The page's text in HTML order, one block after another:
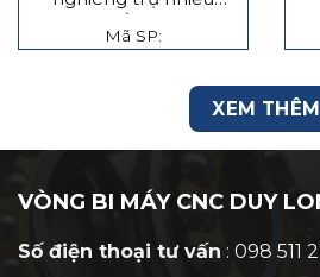
tầng
Mã SP:
XEM THÊM
VÒNG BI MÁY CNC DUY
Số điện thoại tư vấn : 098 511